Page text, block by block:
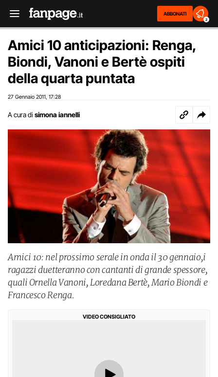
ABBONATI
2
Amici 10 anticipazioni: Renga,
Biondi, Vanoni e Bertè ospiti
della quarta puntata
27 Gennaio 2011 17:28
A cura di simona iannelli
Amici 10: nel prossimo serale in onda il 30 gennaio,i
ragazzi duetteranno con cantanti di grande spessore,
quali Ornella Vanoni, Loredana Bertè, Mario Biondi e
Francesco Renga.
VIDEO CONSIGLIATO